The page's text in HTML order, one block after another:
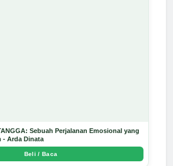
Sebuah Perjalanan Emosional yang
- Arda Dinata
Beli / Baca